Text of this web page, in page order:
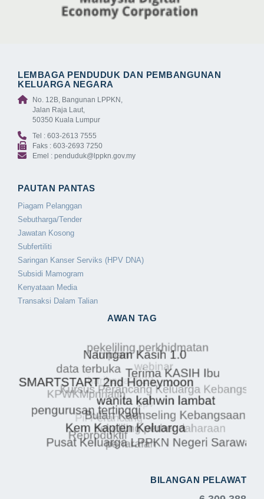
LEMBAGA PENDUDUK DAN PEMBANGUNAN
KELUARGA NEGARA
No. 12B, Bangunan LPPKN,
Jalan Raja Laut,
50350 Kuala Lumpur
Tel : 603-2613 7555
Faks : 603-2693 7250
Emel : penduduk@lppkn.gov.my
PAUTAN PANTAS
Piagam Pelanggan
Sebutharga/Tender
Jawatan Kosong
Subfertiliti
Saringan Kanser Serviks (HPV DNA)
Subsidi Mamogram
Kenyataan Media
Transaksi Dalam Talian
AWAN TAG
BILANGAN PELAWAT